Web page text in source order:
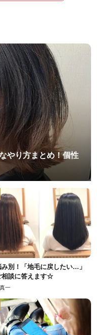
やり方まとめ！個性
み別！「地毛に戻したい…」
相談に答えます☆
一